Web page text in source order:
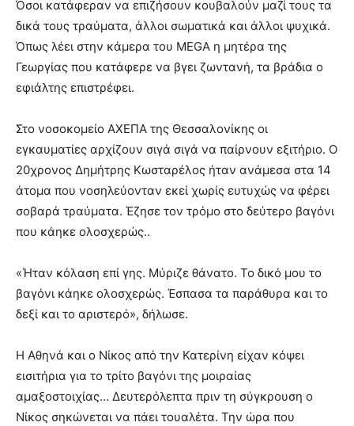
Όσοι κατάφεραν να επιζήσουν κουβαλούν μαζί τους τα
δικά τους τραύματα, άλλοι σωματικά και άλλοι ψυχικά.
Όπως λέει στην κάμερα του MEGA η μητέρα της
Γεωργίας που κατάφερε να βγει ζωντανή, τα βράδια ο
εφιάλτης επιστρέφει.
Στο νοσοκομείο ΑΧΕΠΑ της Θεσσαλονίκης οι
εγκαυματίες αρχίζουν σιγά σιγά να παίρνουν εξιτήριο. Ο
20χρονος Δημήτρης Κωσταρέλος ήταν ανάμεσα στα 14
άτομα που νοσηλεύονταν εκεί χωρίς ευτυχώς να φέρει
σοβαρά τραύματα. Έζησε τον τρόμο στο δεύτερο βαγόνι
που κάηκε ολοσχερώς..
«Ήταν κόλαση επί γης. Μύριζε θάνατο. Το δικό μου το
βαγόνι κάηκε ολοσχερώς. Έσπασα τα παράθυρα και το
δεξί και το αριστερό», δήλωσε.
Η Αθηνά και ο Νίκος από την Κατερίνη είχαν κόψει
εισιτήρια για το τρίτο βαγόνι της μοιραίας
αμαξοστοιχίας… Δευτερόλεπτα πριν τη σύγκρουση ο
Νίκος σηκώνεται να πάει τουαλέτα. Την ώρα που